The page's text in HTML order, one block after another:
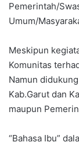
Pemerintah/
Umum/
Meskipun
Komunitas
Namun
Kab.Garut dan
maupun
“Bahasa Ibu”